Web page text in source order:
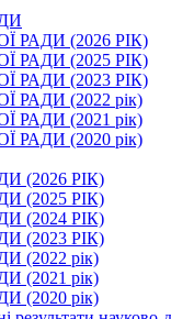
РАДИ (2026 РІК)
РАДИ (2025 РІК)
РАДИ (2023 РІК)
(2022 рік)
(2021 рік)
(2020 рік)
(2026 РІК)
(2025 РІК)
(2024 РІК)
(2023 РІК)
(2022 рік)
(2021 рік)
(2020 рік)